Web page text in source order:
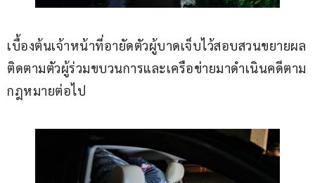
เบื้องต้นเจ้าหน้าที่อายัดตัวผู้บาดเจ็บไว้สอบสวนขยายผล
ติดตามตัวผู้ร่วมขบวนการและเครือข่ายมาดำเนินคดีตาม
กฎหมายต่อไป